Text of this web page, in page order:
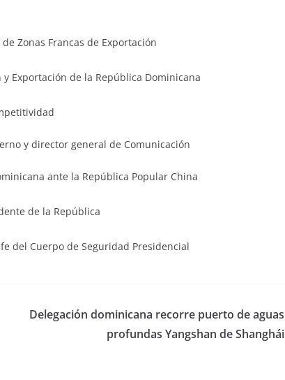
Zonas Francas de Exportación
Exportación de la República Dominicana
y director general de Comunicación
ante la República Popular China
de la República
del Cuerpo de Seguridad Presidencial
Delegación dominicana recorre puerto de aguas
profundas Yangshan de Shanghái